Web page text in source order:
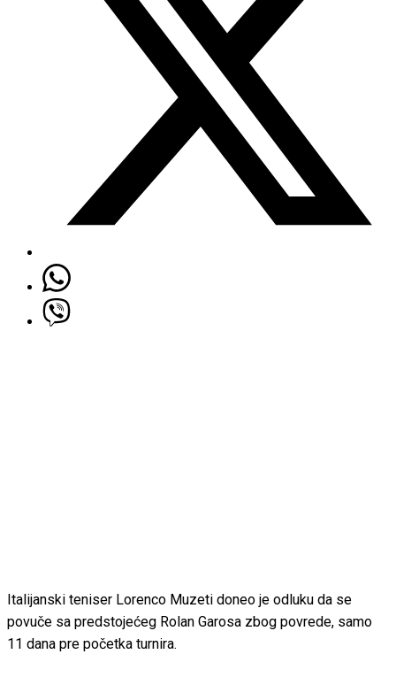
Italijanski teniser Lorenco Muzeti doneo je odluku da se
povuče sa predstojećeg Rolan Garosa zbog povrede, samo
11 dana pre početka turnira.